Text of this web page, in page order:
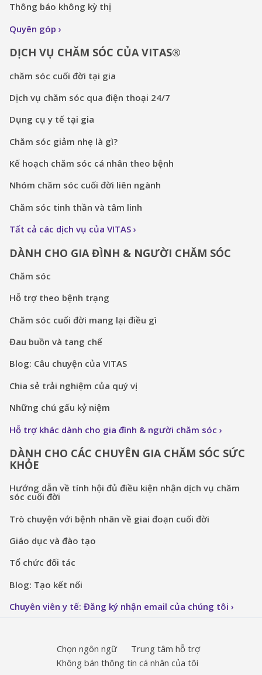
Thông báo không kỳ thị
Quyên góp
DỊCH VỤ CHĂM SÓC CỦA VITAS®
chăm sóc cuối đời tại gia
Dịch vụ chăm sóc qua điện thoại 24/7
Dụng cụ y tế tại gia
Chăm sóc giảm nhẹ là gì?
Kế hoạch chăm sóc cá nhân theo bệnh
Nhóm chăm sóc cuối đời liên ngành
Chăm sóc tinh thần và tâm linh
Tất cả các dịch vụ của VITAS
DÀNH CHO GIA ĐÌNH & NGƯỜI CHĂM SÓC
Chăm sóc
Hỗ trợ theo bệnh trạng
Chăm sóc cuối đời mang lại điều gì
Đau buồn và tang chế
Blog: Câu chuyện của VITAS
Chia sẻ trải nghiệm của quý vị
Những chú gấu kỷ niệm
Hỗ trợ khác dành cho gia đình & người chăm sóc
DÀNH CHO CÁC CHUYÊN GIA CHĂM SÓC SỨC
KHỎE
Hướng dẫn về tính hội đủ điều kiện nhận dịch vụ chăm
sóc cuối đời
Trò chuyện với bệnh nhân về giai đoạn cuối đời
Giáo dục và đào tạo
Tổ chức đối tác
Blog: Tạo kết nối
Chuyên viên y tế: Đăng ký nhận email của chúng tôi
Chọn ngôn ngữ
Trung tâm hỗ trợ
Không bán thông tin cá nhân của tôi